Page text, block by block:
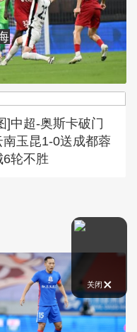
关闭
]中超-奥斯卡破门
南玉昆1-0送成都蓉
6轮不胜